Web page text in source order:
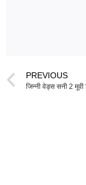
PREVIOUS